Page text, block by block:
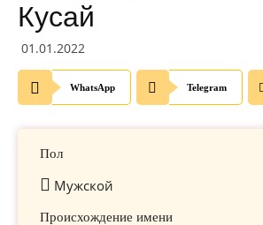
Кусай
01.01.2022
WhatsApp Telegram
Пол
Мужской
Происхождение имени